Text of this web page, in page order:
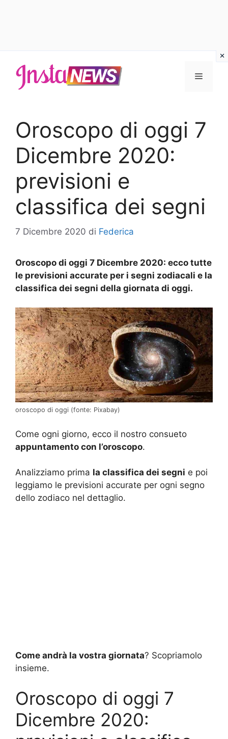
contenuto
Menu
Oroscopo di oggi 7
Dicembre 2020:
previsioni e
classifica dei segni
7 Dicembre 2020 di Federica
Oroscopo di oggi 7 Dicembre 2020: ecco tutte
le previsioni accurate per i segni zodiacali e la
classifica dei segni della giornata di oggi.
oroscopo di oggi (fonte: Pixabay)
Come ogni giorno, ecco il nostro consueto
appuntamento con l’oroscopo.
Analizziamo prima la classifica dei segni e poi
leggiamo le previsioni accurate per ogni segno
dello zodiaco nel dettaglio.
Come andrà la vostra giornata? Scopriamolo
insieme.
Oroscopo di oggi 7
Dicembre 2020: